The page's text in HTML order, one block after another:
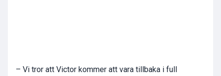
– Vi tror att Victor kommer att vara tillbaka i full